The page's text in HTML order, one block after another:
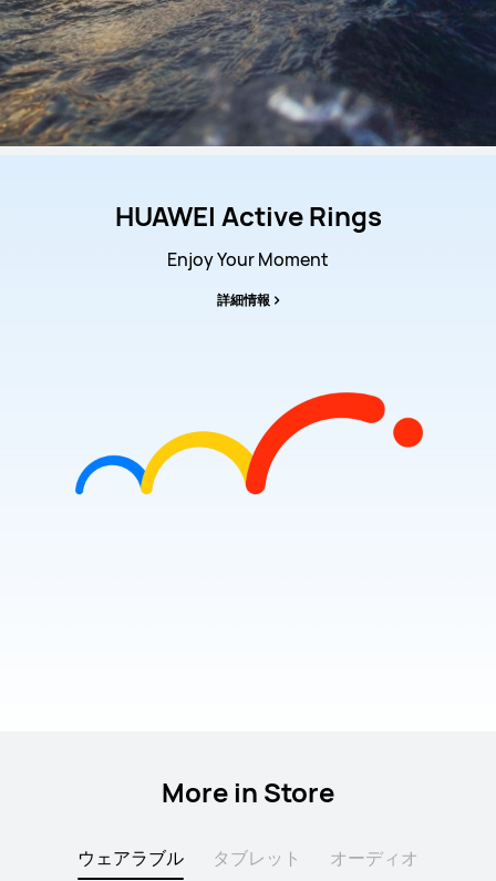
HUAWEI Active Rings
Enjoy Your Moment
詳細情報
More in Store
ウェアラブル タブレット オーディオ